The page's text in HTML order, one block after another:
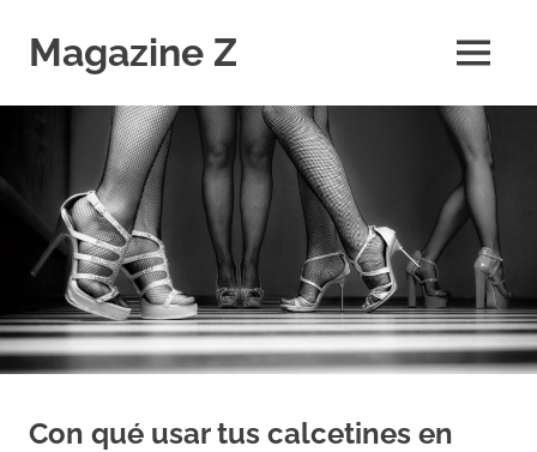
contenido
Magazine Z
Tecnología,
Salud,
Economía.
Diario
Digital
MENÚ
Con qué usar tus calcetines en